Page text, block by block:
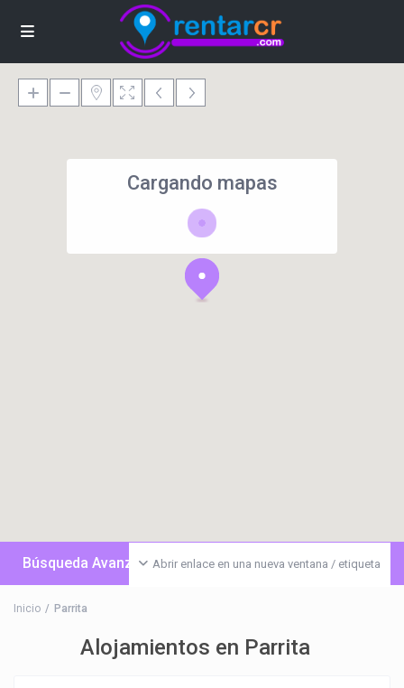
Cargando mapas
Abrir enlace en una nueva ventana / etiqueta
Búsqueda Avanzada
Inicio Parrita
Alojamientos en Parrita